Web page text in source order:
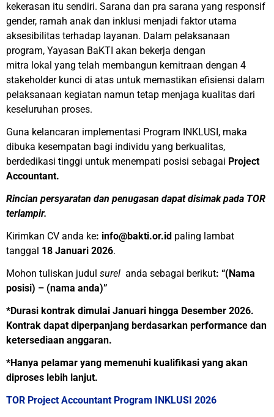
kekerasan itu sendiri. Sarana dan pra sarana yang responsif
gender, ramah anak dan inklusi menjadi faktor utama
aksesibilitas terhadap layanan. Dalam pelaksanaan
program, Yayasan BaKTI akan bekerja dengan
mitra lokal yang telah membangun kemitraan dengan 4
stakeholder kunci di atas untuk memastikan efisiensi dalam
pelaksanaan kegiatan namun tetap menjaga kualitas dari
keseluruhan proses.
Guna kelancaran implementasi Program INKLUSI, maka
dibuka kesempatan bagi individu yang berkualitas,
berdedikasi tinggi untuk menempati posisi sebagai Project
Accountant.
Rincian persyaratan dan penugasan dapat disimak pada TOR
terlampir.
Kirimkan CV anda ke: info@bakti.or.id paling lambat
tanggal 18 Januari 2026.
Mohon tuliskan judul surel anda sebagai berikut: “(Nama
posisi) – (nama anda)”
*Durasi kontrak dimulai Januari hingga Desember 2026.
Kontrak dapat diperpanjang berdasarkan performance dan
ketersediaan anggaran.
*Hanya pelamar yang memenuhi kualifikasi yang akan
diproses lebih lanjut.
TOR Project Accountant Program INKLUSI 2026